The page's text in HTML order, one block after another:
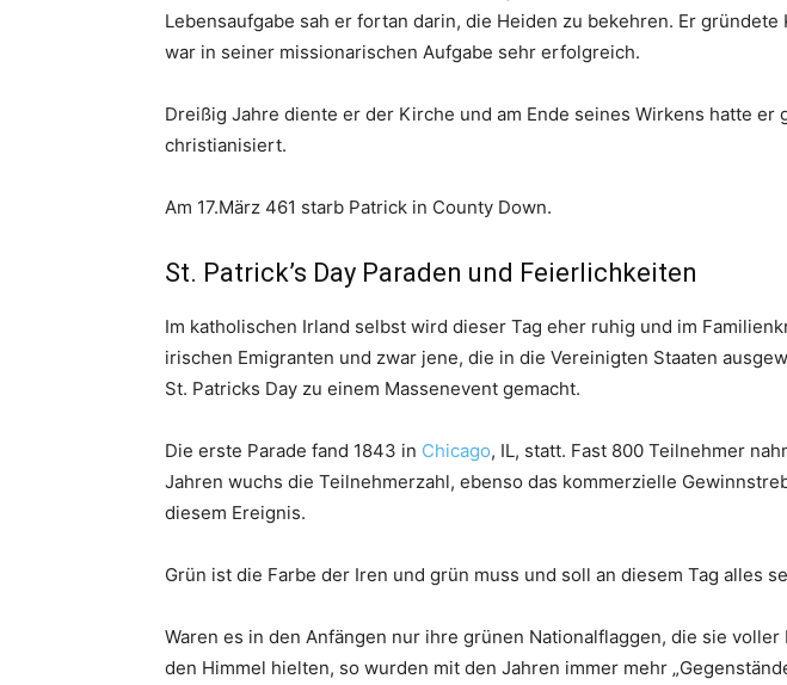
Lebensaufgabe sah er fortan darin, die Heiden zu bekehren. Er
war in seiner missionarischen Aufgabe sehr erfolgreich.
Dreißig Jahre diente er der Kirche und am Ende seines Wirkens hatte er
christianisiert.
Am 17.März 461 starb Patrick in County Down.
St. Patrick’s Day Paraden und Feierlichkeiten
Im katholischen Irland selbst wird dieser Tag eher ruhig und im
irischen Emigranten und zwar jene, die in die Vereinigten Staaten
St. Patricks Day zu einem Massenevent gemacht.
Die erste Parade fand 1843 in Chicago, IL, statt. Fast 800 Teilnehmer
Jahren wuchs die Teilnehmerzahl, ebenso das kommerzielle
diesem Ereignis.
Grün ist die Farbe der Iren und grün muss und soll an diesem Tag alles
Waren es in den Anfängen nur ihre grünen Nationalflaggen, die sie
den Himmel hielten, so wurden mit den Jahren immer mehr